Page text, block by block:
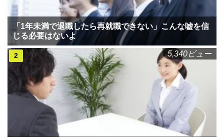
「1年未満で退職したら再就職できない」こんな嘘を信
じる必要はないよ
5,340ビュー